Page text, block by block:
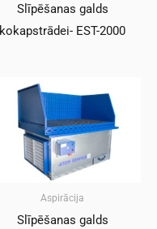
Slīpēšanas galds
kokapstrādei- EST-2000
Aspirācija
Slīpēšanas galds